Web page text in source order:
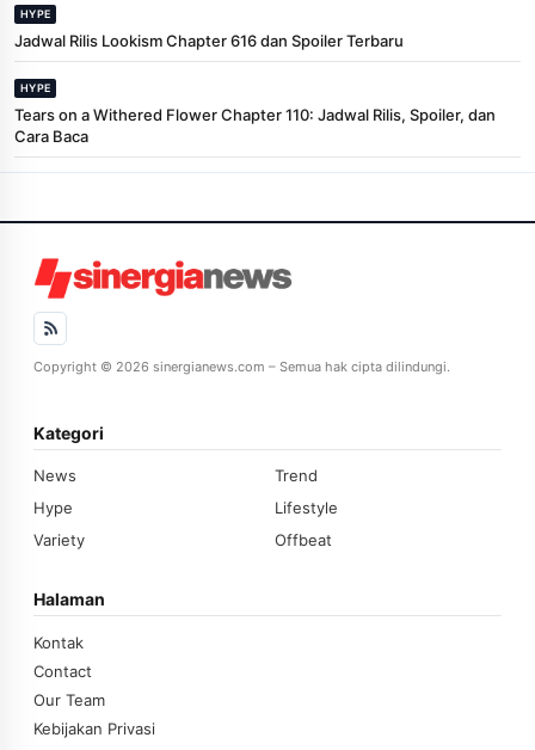
HYPE
Jadwal Rilis Lookism Chapter 616 dan Spoiler Terbaru
HYPE
Tears on a Withered Flower Chapter 110: Jadwal Rilis, Spoiler, dan
Cara Baca
Copyright © 2026 sinergianews.com – Semua hak cipta dilindungi.
Kategori
News
Trend
Hype
Lifestyle
Variety
Offbeat
Halaman
Kontak
Contact
Our Team
Kebijakan Privasi